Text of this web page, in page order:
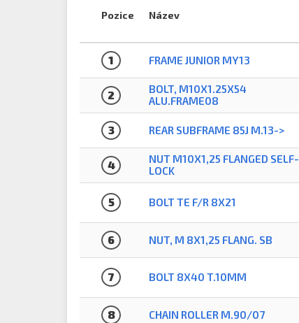
Pozice Název
1 FRAME JUNIOR MY13
2
BOLT, M10X1.25X54
ALU.FRAME08
3 REAR SUBFRAME 85J M.13->
4
NUT M10X1,25 FLANGED SELF-
LOCK
5 BOLT TE F/R 8X21
6 NUT, M 8X1,25 FLANG. SB
7 BOLT 8X40 T.10MM
8 CHAIN ROLLER M.90/07